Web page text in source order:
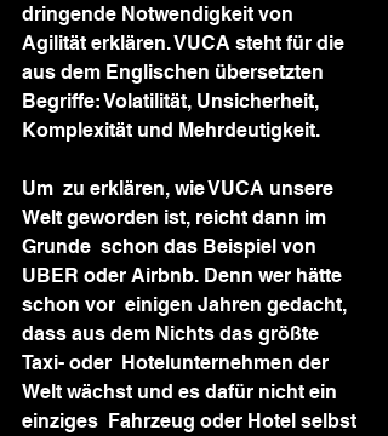
dringende Notwendigkeit von
Agilität erklären. VUCA steht für die
aus dem Englischen übersetzten
Begriffe: Volatilität, Unsicherheit,
Komplexität und Mehrdeutigkeit.
Um  zu erklären, wie VUCA unsere
Welt geworden ist, reicht dann im
Grunde  schon das Beispiel von
UBER oder Airbnb. Denn wer hätte
schon vor  einigen Jahren gedacht,
dass aus dem Nichts das größte
Taxi- oder  Hotelunternehmen der
Welt wächst und es dafür nicht ein
einziges  Fahrzeug oder Hotel selbst